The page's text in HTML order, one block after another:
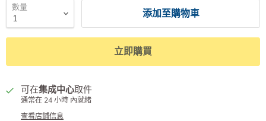
數量 添加至購物車
立即購買
可在集成中心取件
通常在 24 小時 內就緒
查看店鋪信息